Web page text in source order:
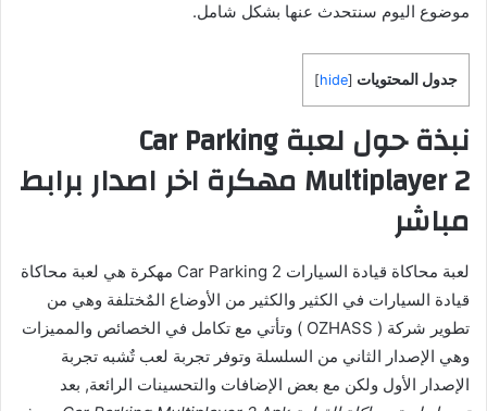
موضوع اليوم سنتحدث عنها بشكل شامل.
جدول المحتويات [
hide
]
نبذة حول لعبة Car Parking
Multiplayer 2 مهكرة اخر اصدار برابط
مباشر
لعبة محاكاة قيادة السيارات Car Parking 2 مهكرة هي لعبة محاكاة
قيادة السيارات في الكثير والكثير من الأوضاع المٌختلفة وهي من
تطوير شركة ( OZHASS ) وتأتي مع تكامل في الخصائص والمميزات
وهي الإصدار الثاني من السلسلة وتوفر تجربة لعب تٌشبه تجربة
الإصدار الأول ولكن مع بعض الإضافات والتحسينات الرائعة, بعد